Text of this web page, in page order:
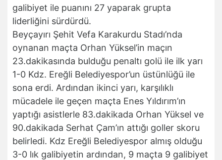
galibiyet ile puanını 27 yaparak grupta
liderliğini sürdürdü.
Beyçayırı Şehit Vefa Karakurdu Stadı’nda
oynanan maçta Orhan Yüksel’in maçın
23.dakikasında bulduğu penaltı golü ile ilk yarı
1-0 Kdz. Ereğli Belediyespor’un üstünlüğü ile
sona erdi. Ardından ikinci yarı, karşılıklı
mücadele ile geçen maçta Enes Yıldırım’ın
yaptığı asistlerle 83.dakikada Orhan Yüksel ve
90.dakikada Serhat Çam’ın attığı goller skoru
belirledi. Kdz Ereğli Belediyespor almış olduğu
3-0 lık galibiyetin ardından, 9 maçta 9 galibiyet